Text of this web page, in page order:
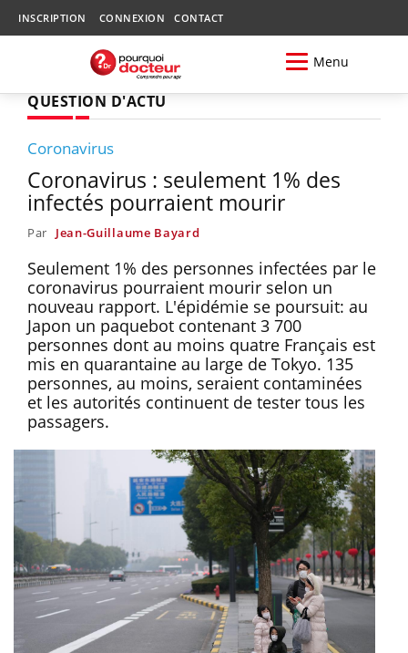
INSCRIPTION CONNEXION CONTACT
Menu
QUESTION D'ACTU
Coronavirus
Coronavirus : seulement 1% des
infectés pourraient mourir
Par Jean-Guillaume Bayard
Seulement 1% des personnes infectées par le
coronavirus pourraient mourir selon un
nouveau rapport. L'épidémie se poursuit: au
Japon un paquebot contenant 3 700
personnes dont au moins quatre Français est
mis en quarantaine au large de Tokyo. 135
personnes, au moins, seraient contaminées
et les autorités continuent de tester tous les
passagers.